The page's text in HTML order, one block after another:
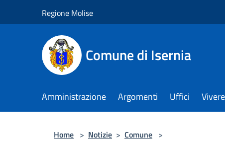
Regione Molise
Comune di Isernia
Amministrazione Argomenti Uffici
Home > Notizie > Comune >